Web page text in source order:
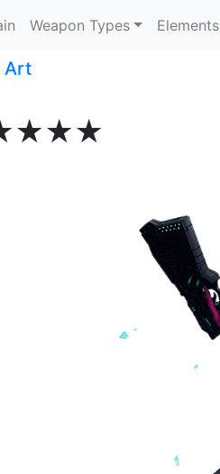
Weapon Types Elements
Art